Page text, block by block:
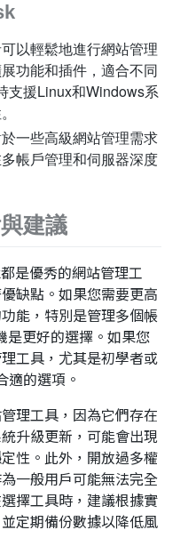
以輕鬆地進行網站管理
功能和插件，適合不同
支援Linux和Windows系
一些高級網站管理需求
帳戶管理和伺服器深度
建議
是優秀的網站管理工
缺點。如果您需要更高
能，特別是管理多個帳
是更好的選擇。如果您
工具，尤其是初學者或
適的選項。
理工具，因為它們存在
升級更新，可能會出現
性。此外，開放過多權
一般用戶可能無法完全
擇工具時，建議根據實
定期備份數據以降低風